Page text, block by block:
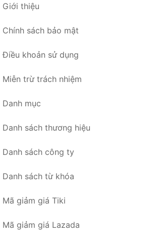
Giới thiệu
Chính sách bảo mật
Điều khoản sử dụng
Miễn trừ trách nhiệm
Danh mục
Danh sách thương hiệu
Danh sách công ty
Danh sách từ khóa
Mã giảm giá Tiki
Mã giảm giá Lazada